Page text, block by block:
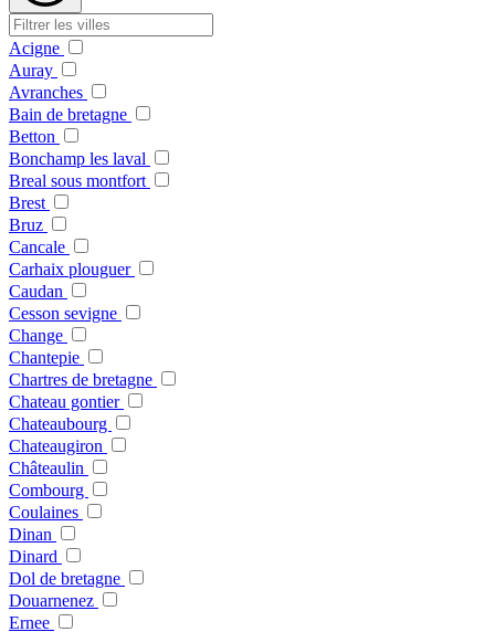
Acigne
Auray
Avranches
Bain de bretagne
Betton
Bonchamp les laval
Breal sous montfort
Brest
Bruz
Cancale
Carhaix plouguer
Caudan
Cesson sevigne
Change
Chantepie
Chartres de bretagne
Chateau gontier
Chateaubourg
Chateaugiron
Châteaulin
Combourg
Coulaines
Dinan
Dinard
Dol de bretagne
Douarnenez
Ernee